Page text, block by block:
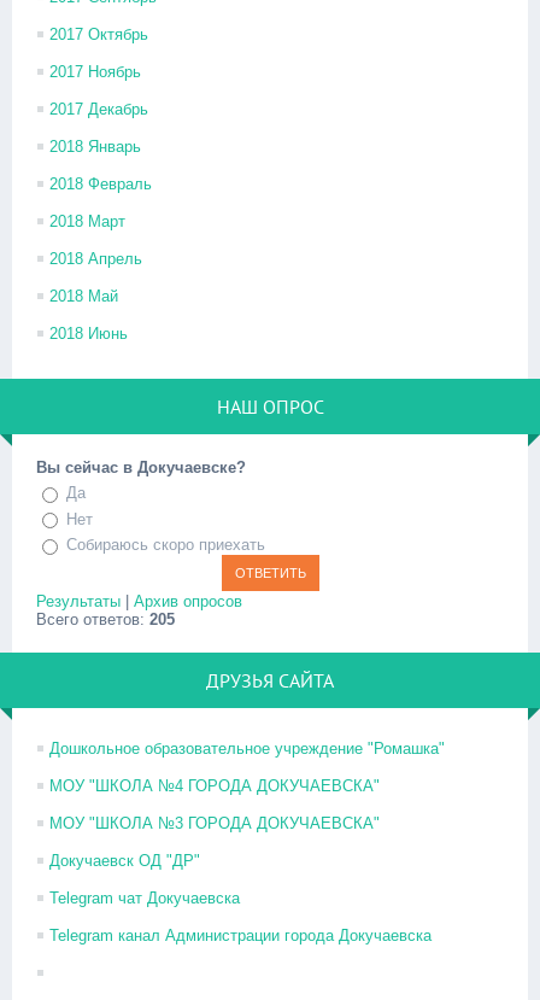
2017 Октябрь
2017 Ноябрь
2017 Декабрь
2018 Январь
2018 Февраль
2018 Март
2018 Апрель
2018 Май
2018 Июнь
НАШ ОПРОС
Вы сейчас в Докучаевске?
Да
Нет
Собираюсь скоро приехать
Результаты | Архив опросов
Всего ответов: 205
ДРУЗЬЯ САЙТА
Дошкольное образовательное учреждение "Ромашка"
МОУ "ШКОЛА №4 ГОРОДА ДОКУЧАЕВСКА"
МОУ "ШКОЛА №3 ГОРОДА ДОКУЧАЕВСКА"
Докучаевск ОД "ДР"
Telegram чат Докучаевска
Telegram канал Администрации города Докучаевска